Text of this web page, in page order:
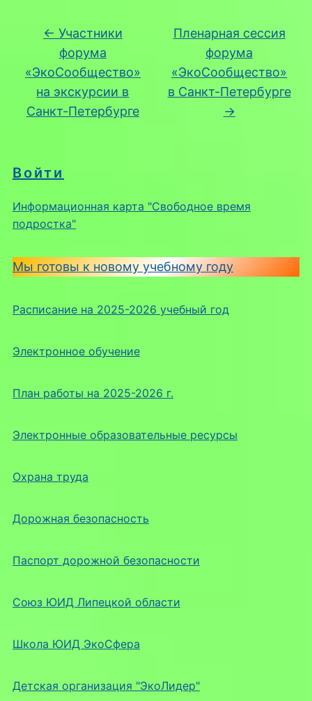
Войти
Информационная карта "Свободное время
подростка"
Мы готовы к новому учебному году
Расписание на 2025-2026 учебный год
Электронное обучение
План работы на 2025-2026 г.
Электронные образовательные ресурсы
Охрана труда
Дорожная безопасность
Паспорт дорожной безопасности
Союз ЮИД Липецкой области
Школа ЮИД ЭкоСфера
Детская организация "ЭкоЛидер"
← Участники
форума
«ЭкоСообщество»
на экскурсии в
Санкт-Петербурге
Пленарная сессия
форума
«ЭкоСообщество»
в Санкт-Петербурге
→